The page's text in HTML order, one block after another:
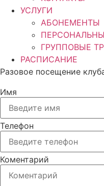
УСЛУГИ
АБОНЕМЕНТЫ
ГРУППОВЫЕ
РАСПИСАНИЕ
Разовое посещение
Имя
Телефон
Коментарий